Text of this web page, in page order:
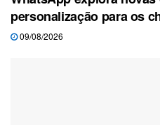
personalização para os
09/08/2026